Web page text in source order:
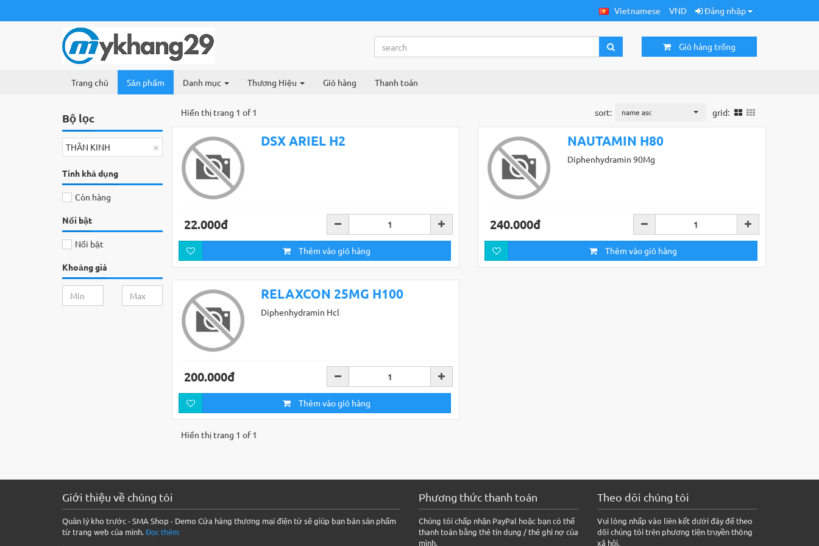
Vietnamese VND Đăng nhập
Giỏ hàng trống
Trang chủ Sản phẩm Danh mục Thương Hiệu Giỏ hàng Thanh toán
Bộ lọc
×
THẦN KINH
Tính khả dụng
Còn hàng
Nổi bật
Nổi bật
Khoảng giá
grid:
sort: name asc
Hiển thị trang 1 of 1
DSX ARIEL H2
22.000đ
Thêm vào giỏ hàng
NAUTAMIN H80
Diphenhydramin 90Mg
240.000đ
Thêm vào giỏ hàng
RELAXCON 25MG H100
Diphenhydramin Hcl
200.000đ
Thêm vào giỏ hàng
Hiển thị trang 1 of 1
Giới thiệu về chúng tôi
Quản lý kho trước - SMA Shop - Demo Cửa hàng thương mại điện tử sẽ giúp bạn bán sản phẩm
từ trang web của mình.Đọc thêm
Phương thức thanh toán
Chúng tôi chấp nhận PayPal hoặc bạn có thể
thanh toán bằng thẻ tín dụng / thẻ ghi nợ của
mình.
Theo dõi chúng tôi
Vui lòng nhấp vào liên kết dưới đây để theo
dõi chúng tôi trên phương tiện truyền thông
xã hội.